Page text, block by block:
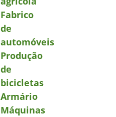
Fabrico
de
automóveis
Produção
de
bicicletas
Armário
Máquinas